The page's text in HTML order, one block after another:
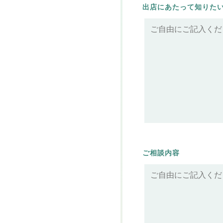
出店にあたって知りた
ご相談内容